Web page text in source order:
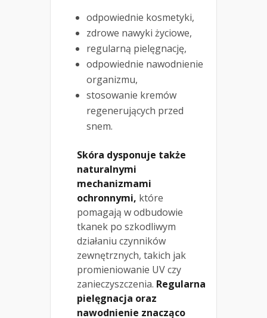
odpowiednie kosmetyki,
zdrowe nawyki życiowe,
regularną pielęgnację,
odpowiednie nawodnienie
organizmu,
stosowanie kremów
regenerujących przed
snem.
Skóra dysponuje także
naturalnymi
mechanizmami
ochronnymi, które
pomagają w odbudowie
tkanek po szkodliwym
działaniu czynników
zewnętrznych, takich jak
promieniowanie UV czy
zanieczyszczenia. Regularna
pielęgnacja oraz
nawodnienie znacząco